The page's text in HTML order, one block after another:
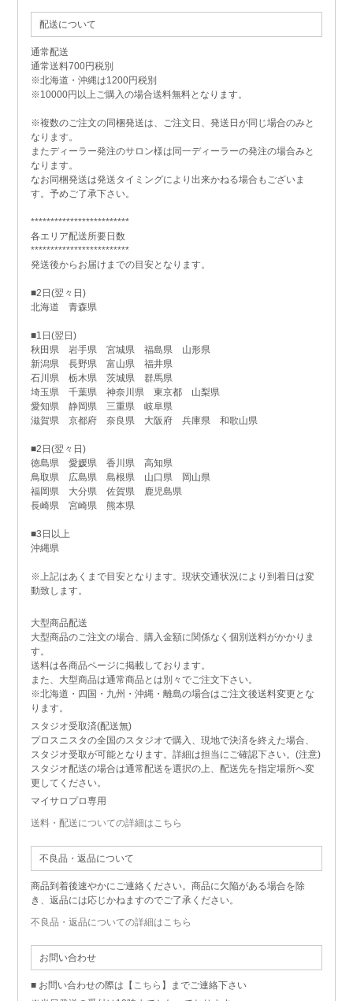
配送について
通常配送
通常送料700円税別
※北海道・沖縄は1200円税別
※10000円以上ご購入の場合送料無料となります。
※複数のご注文の同梱発送は、ご注文日、発送日が同じ場合のみと
なります。
またディーラー発注のサロン様は同一ディーラーの発注の場合みと
なります。
なお同梱発送は発送タイミングにより出来かねる場合もございま
す。予めご了承下さい。
*************************
各エリア配送所要日数
*************************
発送後からお届けまでの目安となります。
■2日(翌々日)
北海道 青森県
■1日(翌日)
秋田県 岩手県 宮城県 福島県 山形県
新潟県 長野県 富山県 福井県
石川県 栃木県 茨城県 群馬県
埼玉県 千葉県 神奈川県 東京都 山梨県
愛知県 静岡県 三重県 岐阜県
滋賀県 京都府 奈良県 大阪府 兵庫県 和歌山県
■2日(翌々日)
徳島県 愛媛県 香川県 高知県
鳥取県 広島県 島根県 山口県 岡山県
福岡県 大分県 佐賀県 鹿児島県
長崎県 宮崎県 熊本県
■3日以上
沖縄県
※上記はあくまで目安となります。現状交通状況により到着日は変
動致します。
大型商品配送
大型商品のご注文の場合、購入金額に関係なく個別送料がかかりま
す。
送料は各商品ページに掲載しております。
また、大型商品は通常商品とは別々でご注文下さい。
※北海道・四国・九州・沖縄・離島の場合はご注文後送料変更とな
ります。
スタジオ受取済(配送無)
プロスニスタの全国のスタジオで購入、現地で決済を終えた場合、
スタジオ受取が可能となります。詳細は担当にご確認下さい。(注意)
スタジオ配送の場合は通常配送を選択の上、配送先を指定場所へ変
更してください。
マイサロプロ専用
送料・配送についての詳細はこちら
不良品・返品について
商品到着後速やかにご連絡ください。商品に欠陥がある場合を除
き、返品には応じかねますのでご了承ください。
不良品・返品についての詳細はこちら
お問い合わせ
■ お問い合わせの際は【 こちら 】までご連絡下さい